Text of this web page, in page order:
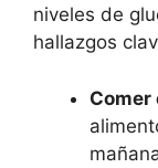
niveles de
hallazgos
Comer